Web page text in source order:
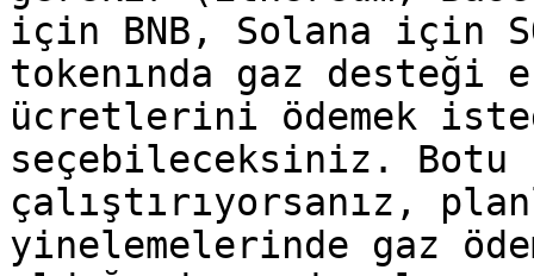
için BNB, Solana için
tokenında gaz desteği
ücretlerini ödemek
seçebileceksiniz. Botu
çalıştırıyorsanız,
yinelemelerinde gaz